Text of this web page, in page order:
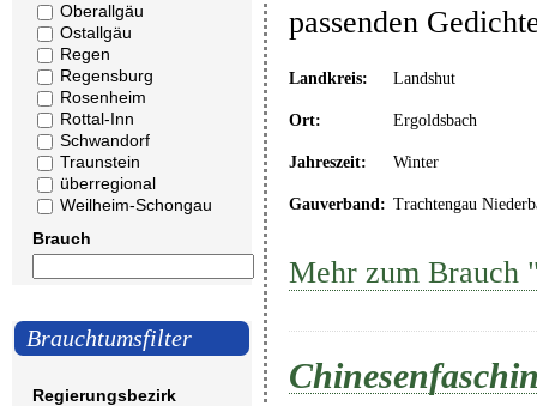
Oberallgäu
Ostallgäu
Regen
Regensburg
Rosenheim
Rottal-Inn
Schwandorf
Traunstein
überregional
Weilheim-Schongau
Brauch
Brauchtumsfilter
Regierungsbezirk
passenden
Landkreis: Landshut
Ort: Ergoldsbach
Jahreszeit: Winter
Gauverband: Trachtengau
Mehr zum Brauch